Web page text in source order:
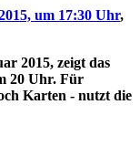
um 17:30 Uhr,
2015, zeigt das
20 Uhr. Für
Karten - nutzt die